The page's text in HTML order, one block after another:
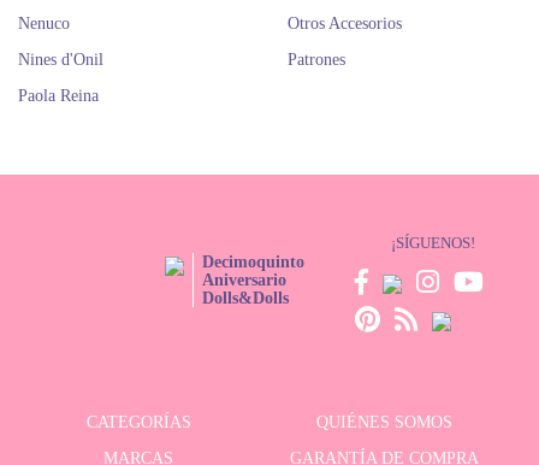
Nenuco
Nines d'Onil
Paola Reina
Otros Accesorios
Patrones
Decimoquinto
Aniversario
Dolls&Dolls
¡SÍGUENOS!
CATEGORÍAS
QUIÉNES SOMOS
MARCAS
GARANTÍA DE COMPRA